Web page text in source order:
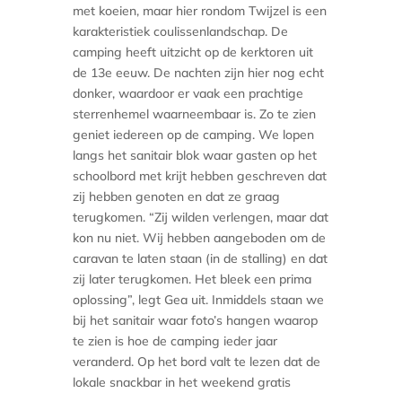
met koeien, maar hier rondom Twijzel is een
karakteristiek coulissenlandschap. De
camping heeft uitzicht op de kerktoren uit
de 13e eeuw. De nachten zijn hier nog echt
donker, waardoor er vaak een prachtige
sterrenhemel waarneembaar is. Zo te zien
geniet iedereen op de camping. We lopen
langs het sanitair blok waar gasten op het
schoolbord met krijt hebben geschreven dat
zij hebben genoten en dat ze graag
terugkomen. “Zij wilden verlengen, maar dat
kon nu niet. Wij hebben aangeboden om de
caravan te laten staan (in de stalling) en dat
zij later terugkomen. Het bleek een prima
oplossing”, legt Gea uit. Inmiddels staan we
bij het sanitair waar foto’s hangen waarop
te zien is hoe de camping ieder jaar
veranderd. Op het bord valt te lezen dat de
lokale snackbar in het weekend gratis